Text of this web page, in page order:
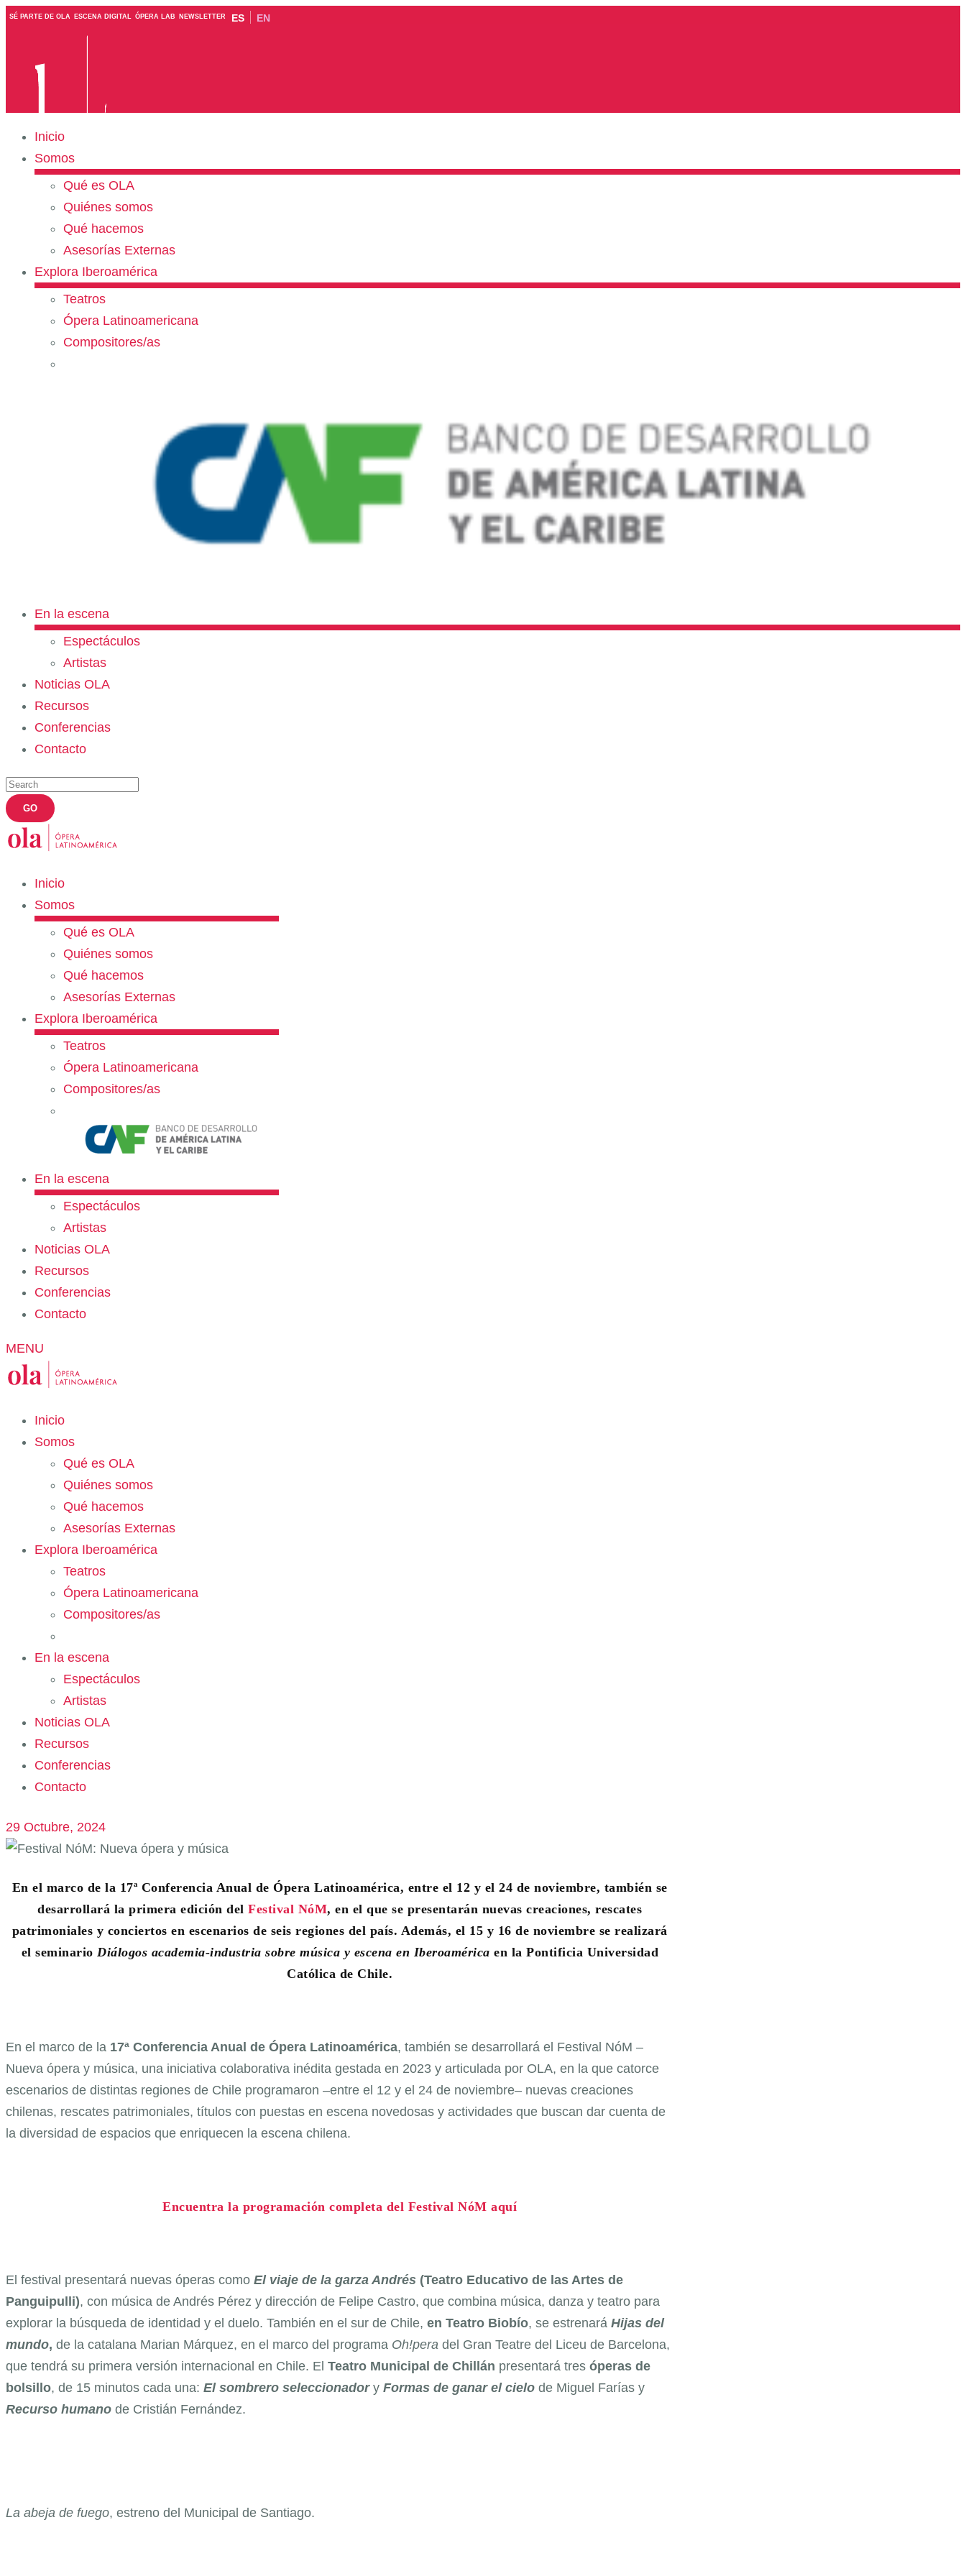
SÉ PARTE DE OLA ESCENA DIGITAL ÓPERA LAB NEWSLETTER ES EN
Inicio
Somos
Qué es OLA
Quiénes somos
Qué hacemos
Asesorías Externas
Explora Iberoamérica
Teatros
Ópera Latinoamericana
Compositores/as
En la escena
Espectáculos
Artistas
Noticias OLA
Recursos
Conferencias
Contacto
Inicio
Somos
Qué es OLA
Quiénes somos
Qué hacemos
Asesorías Externas
Explora Iberoamérica
Teatros
Ópera Latinoamericana
Compositores/as
En la escena
Espectáculos
Artistas
Noticias OLA
Recursos
Conferencias
Contacto
MENU
Inicio
Somos
Qué es OLA
Quiénes somos
Qué hacemos
Asesorías Externas
Explora Iberoamérica
Teatros
Ópera Latinoamericana
Compositores/as
En la escena
Espectáculos
Artistas
Noticias OLA
Recursos
Conferencias
Contacto
29 Octubre, 2024
En el marco de la 17ª Conferencia Anual de Ópera Latinoamérica, entre el 12 y el 24 de noviembre, también se
desarrollará la primera edición delFestival NóM, en el que se presentarán nuevas creaciones, rescates
patrimoniales y conciertos en escenarios de seis regiones del país. Además, el 15 y 16 de noviembre se realizará
el seminarioDiálogos academia-industria sobre música y escena en Iberoamérica en la Pontificia Universidad
Católica de Chile.
En el marco de la 17ª Conferencia Anual de Ópera Latinoamérica, también se desarrollará el Festival NóM –
Nueva ópera y música, una iniciativa colaborativa inédita gestada en 2023 y articulada por OLA, en la que catorce
escenarios de distintas regiones de Chile programaron –entre el 12 y el 24 de noviembre– nuevas creaciones
chilenas, rescates patrimoniales, títulos con puestas en escena novedosas y actividades que buscan dar cuenta de
la diversidad de espacios que enriquecen la escena chilena.
Encuentra la programación completa del Festival NóM aquí
El festival presentará nuevas óperas como El viaje de la garza Andrés (Teatro Educativo de las Artes de
Panguipulli), con música de Andrés Pérez y dirección de Felipe Castro, que combina música, danza y teatro para
explorar la búsqueda de identidad y el duelo. También en el sur de Chile, en Teatro Biobío, se estrenará Hijas del
mundo, de la catalana Marian Márquez, en el marco del programa Oh!pera del Gran Teatre del Liceu de Barcelona,
que tendrá su primera versión internacional en Chile. El Teatro Municipal de Chillán presentará tres óperas de
bolsillo, de 15 minutos cada una: El sombrero seleccionador y Formas de ganar el cielo de Miguel Farías y
Recurso humano de Cristián Fernández.
La abeja de fuego, estreno del Municipal de Santiago.